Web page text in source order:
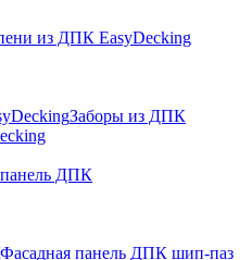
из ДПК EasyDecking
Заборы из ДПК
панель ДПК
Фасадная панель ДПК шип-паз